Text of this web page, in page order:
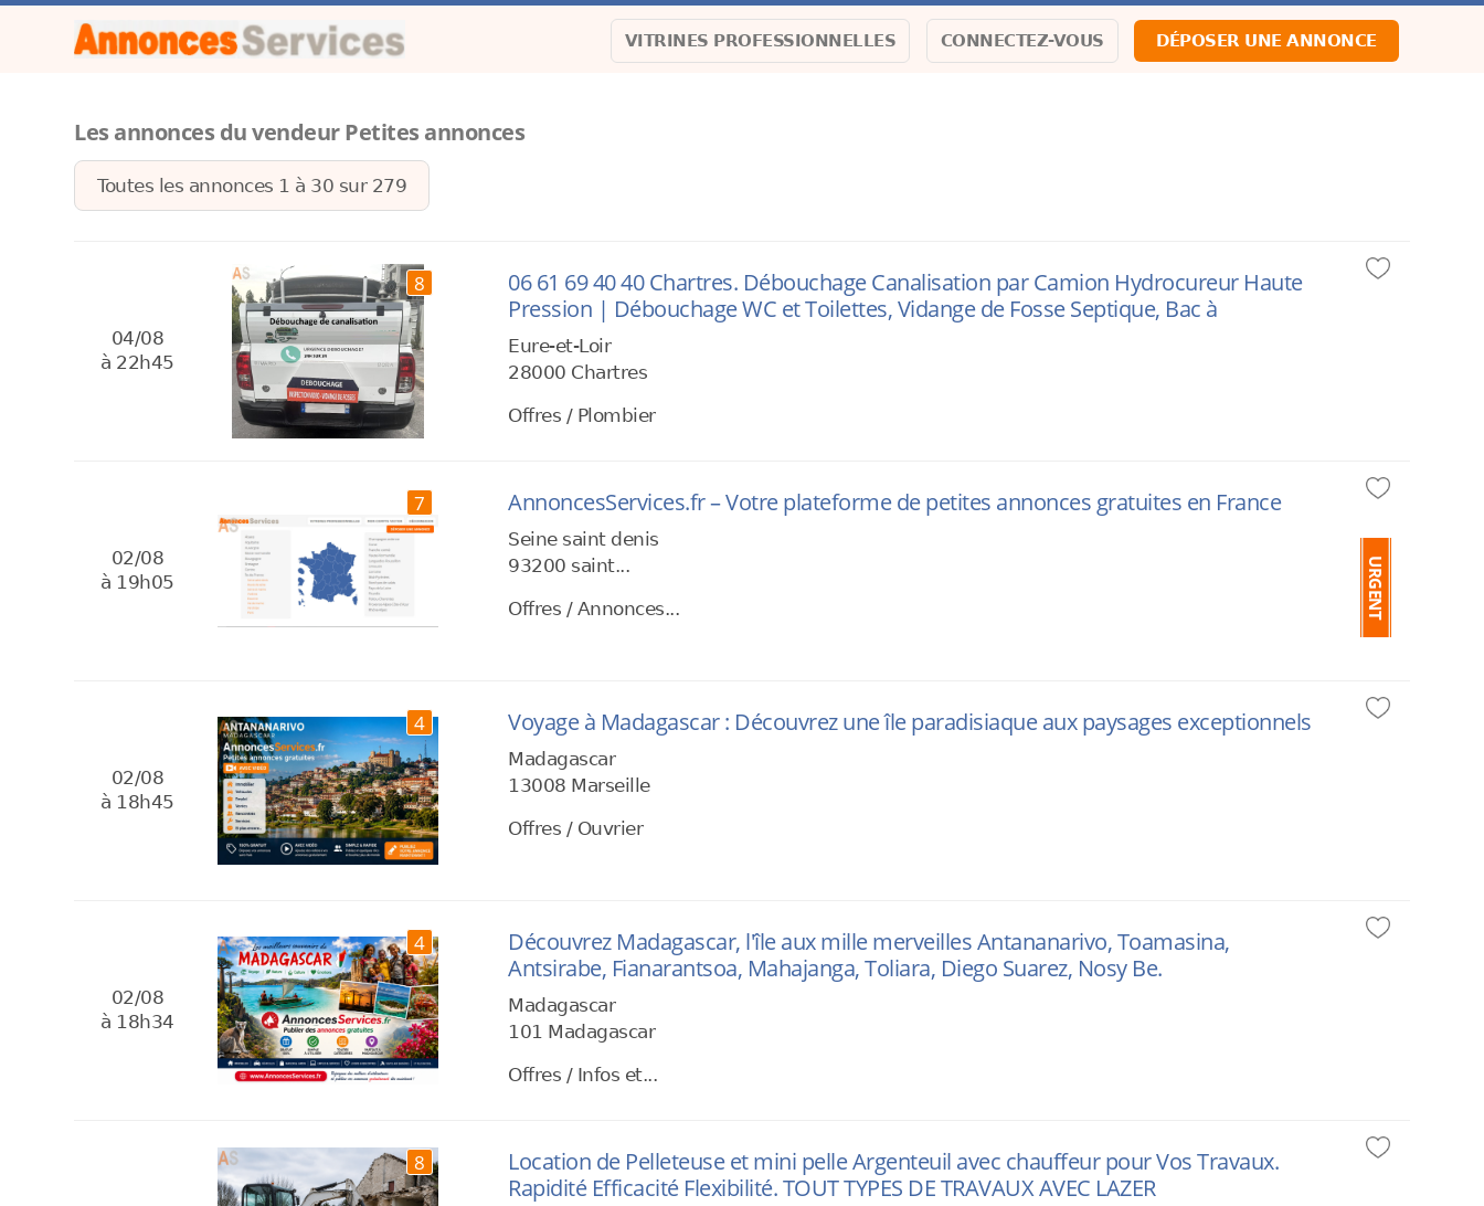
VITRINES PROFESSIONNELLES CONNECTEZ-VOUS DÉPOSER UNE ANNONCE
Les annonces du vendeur Petites annonces
Toutes les annonces 1 à 30 sur 279
04/08
à 22h45
8
06 61 69 40 40 Chartres. Débouchage Canalisation par Camion Hydrocureur Haute
Pression | Débouchage WC et Toilettes, Vidange de Fosse Septique, Bac à
Eure-et-Loir
28000 Chartres
Offres / Plombier
02/08
à 19h05
7
URGENT
AnnoncesServices.fr – Votre plateforme de petites annonces gratuites en France
Seine saint denis
93200 saint...
Offres / Annonces...
02/08
à 18h45
4 Voyage à Madagascar : Découvrez une île paradisiaque aux paysages exceptionnels
Madagascar
13008 Marseille
Offres / Ouvrier
02/08
à 18h34
4
Découvrez Madagascar, l'île aux mille merveilles Antananarivo, Toamasina,
Antsirabe, Fianarantsoa, Mahajanga, Toliara, Diego Suarez, Nosy Be.
Madagascar
101 Madagascar
Offres / Infos et...
8
Location de Pelleteuse et mini pelle Argenteuil avec chauffeur pour Vos Travaux.
Rapidité Efficacité Flexibilité. TOUT TYPES DE TRAVAUX AVEC LAZER